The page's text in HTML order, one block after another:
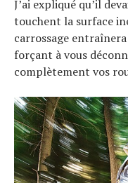
J’ai expliqué qu’il
touchent la surface
carrossage
forçant à vous
complètement vos